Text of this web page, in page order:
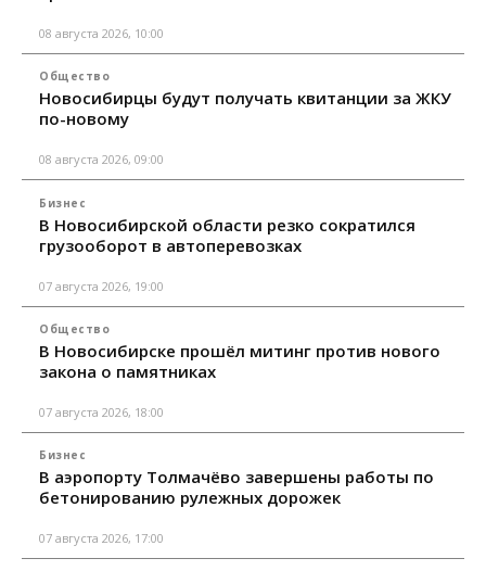
08 августа 2026, 10:00
Общество
Новосибирцы будут получать квитанции за ЖКУ
по-новому
08 августа 2026, 09:00
Бизнес
В Новосибирской области резко сократился
грузооборот в автоперевозках
07 августа 2026, 19:00
Общество
В Новосибирске прошёл митинг против нового
закона о памятниках
07 августа 2026, 18:00
Бизнес
В аэропорту Толмачёво завершены работы по
бетонированию рулежных дорожек
07 августа 2026, 17:00